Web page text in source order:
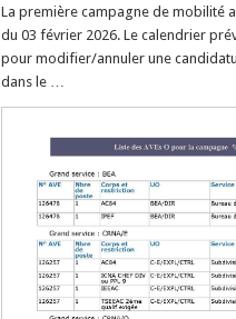
La première campagne de mobilité
du 03 février 2026. Le calendrier
pour modifier/annuler une
dans le …